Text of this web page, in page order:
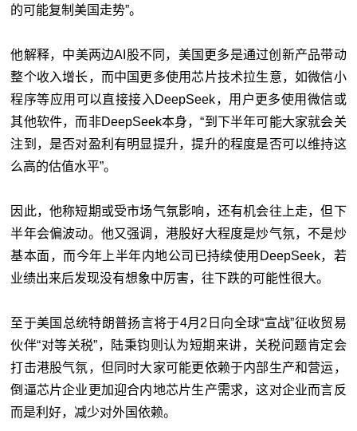
的可能复制美国走势”。
他解释，中美两边AI股不同，美国更多是通过创新产品带动
整个收入增长，而中国更多使用芯片技术拉生意，如微信小
程序等应用可以直接接入DeepSeek，用户更多使用微信或
其他软件，而非DeepSeek本身，“到下半年可能大家就会关
注到，是否对盈利有明显提升，提升的程度是否可以维持这
么高的估值水平”。
因此，他称短期或受市场气氛影响，还有机会往上走，但下
半年会偏波动。他又强调，港股好大程度是炒气氛，不是炒
基本面，而今年上半年内地公司已持续使用DeepSeek，若
业绩出来后发现没有想象中厉害，往下跌的可能性很大。
至于美国总统特朗普扬言将于4月2日向全球“宣战”征收贸易
伙伴“对等关税”，陆秉钧则认为短期来讲，关税问题肯定会
打击港股气氛，但同时大家可能更依赖于内部生产和营运，
倒逼芯片企业更加迎合内地芯片生产需求，这对企业而言反
而是利好，减少对外国依赖。